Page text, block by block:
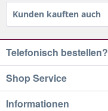
Kunden kauften auch
Telefonisch bestellen?
Shop Service
Informationen